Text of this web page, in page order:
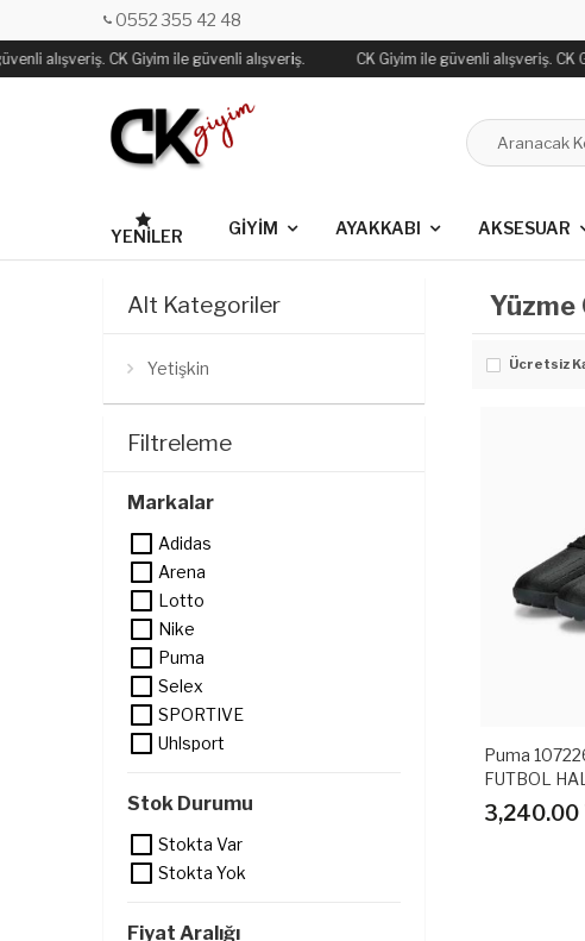
0552 355 42 48
alışveriş. CK Giyim ile güvenli alışveriş. CK Giyim ile güvenli alışveriş. CK
YENILER GİYİM AYAKKABI AKSESUAR
Alt Kategoriler
Yetişkin
Filtreleme
Markalar
Adidas
Arena
Lotto
Nike
Puma
Selex
SPORTIVE
Uhlsport
Stok Durumu
Stokta Var
Stokta Yok
Fiyat Aralığı
Yüzme
Ücretsiz
Puma
FUTBOL
3,240.00